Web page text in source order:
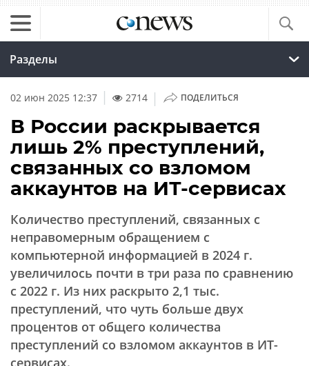
Разделы
02 июн 2025 12:37 2714 | ПОДЕЛИТЬСЯ
В России раскрывается
лишь 2% преступлений,
связанных со взломом
аккаунтов на ИТ-сервисах
Количество преступлений, связанных с
неправомерным обращением с
компьютерной информацией в 2024 г.
увеличилось почти в три раза по сравнению
с 2022 г. Из них раскрыто 2,1 тыс.
преступлений, что чуть больше двух
процентов от общего количества
преступлений со взломом аккаунтов в ИТ-
сервисах.